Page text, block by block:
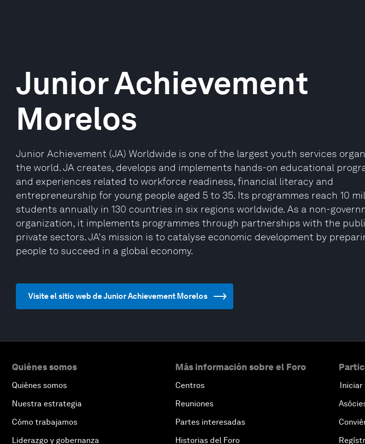
Junior Achievement
Morelos
Junior Achievement (JA) Worldwide is one of the largest youth services
the world. JA creates, develops and implements hands-on educational
and experiences related to workforce readiness, financial literacy and
entrepreneurship for young people aged 5 to 35. Its programmes reach 10
students annually in 130 countries in six regions worldwide. As a non-
organization, it implements programmes through partnerships with the
private sectors. JA's mission is to catalyse economic development by
people to succeed in a global economy.
Visite el sitio web de Junior Achievement Morelos
Quiénes somos
Quiénes somos
Nuestra estrategia
Cómo trabajamos
Liderazgo y gobernanza
Más información sobre el Foro
Centros
Reuniones
Partes interesadas
Historias del Foro
Iniciar